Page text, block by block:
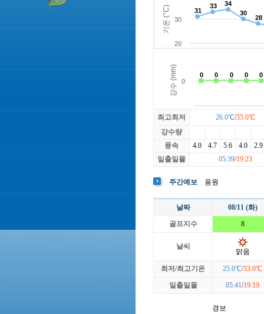
빅토리아
최고최저 26.0℃/35.0℃
강수량
풍속
4.0 4.7 5.6 4.0
2.9
일출일몰
05:39/19:23
주간예보 용원
날짜
08/11 (화)
골프지수
8
날씨
맑음
최저/최고기온 25.0℃/33.0℃
일출일몰
05:41/19:19
경보